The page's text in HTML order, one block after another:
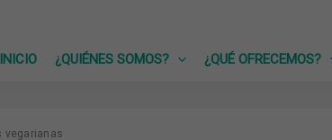
INICIO
¿QUIÉNES SOMOS? ¿QUÉ OFRECEMOS?
vegarianas